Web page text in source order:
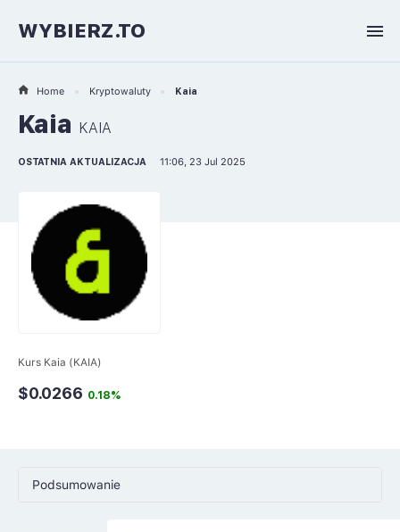
WYBIERZ.TO
Home Kryptowaluty Kaia
Kaia KAIA
OSTATNIA AKTUALIZACJA 11:06, 23 Jul 2025
Kurs Kaia (KAIA)
$0.0266 0.18%
Podsumowanie